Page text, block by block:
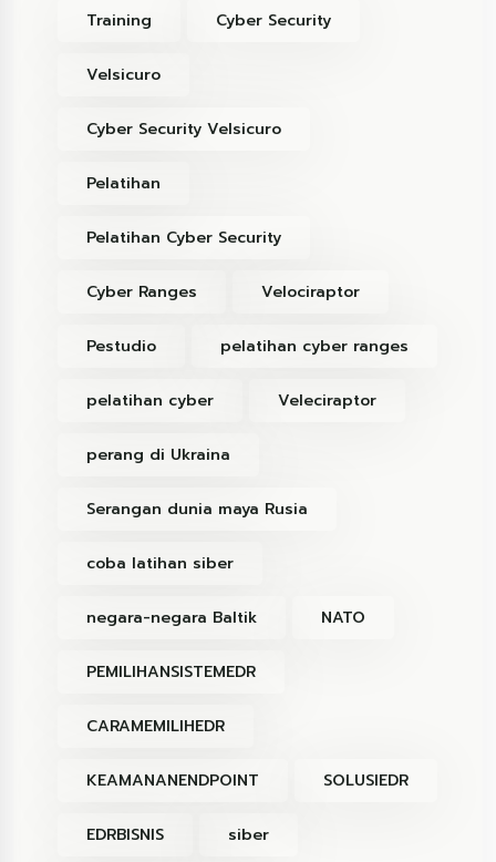
Training Cyber Security
Velsicuro
Cyber Security Velsicuro
Pelatihan
Pelatihan Cyber Security
Cyber Ranges Velociraptor
Pestudio pelatihan cyber ranges
pelatihan cyber Veleciraptor
perang di Ukraina
Serangan dunia maya Rusia
coba latihan siber
negara-negara Baltik NATO
PEMILIHANSISTEMEDR
CARAMEMILIHEDR
KEAMANANENDPOINT SOLUSIEDR
EDRBISNIS siber